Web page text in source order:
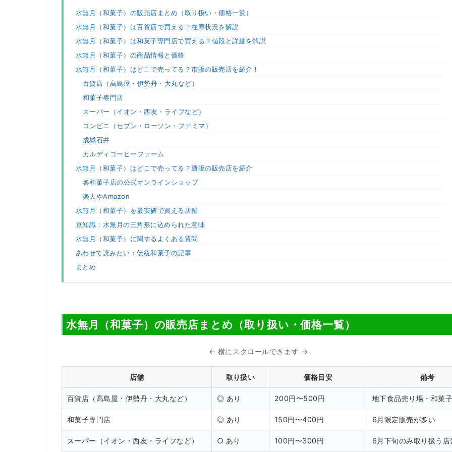
水無月（和菓子）の販売店まとめ（取り扱い・価格一覧）
水無月（和菓子）は百貨店で買える？在庫状況を解説
水無月（和菓子）は和菓子専門店で買える？値段と詳細を解説
水無月（和菓子）の商品情報と価格
水無月（和菓子）はどこで売ってる？市販の販売店を紹介！
百貨店（高島屋・伊勢丹・大丸など）
和菓子専門店
スーパー（イオン・西友・ライフなど）
コンビニ（セブン・ローソン・ファミマ）
成城石井
カルディコーヒーファーム
水無月（和菓子）はどこで売ってる？通販の販売店を紹介
各和菓子店の公式オンラインショップ
楽天やAmazon
水無月（和菓子）を最安値で買える店舗
豆知識：水無月の三角形に込められた意味
水無月（和菓子）に関するよくある質問
あわせて読みたい：伝統和菓子の記事
まとめ
水無月（和菓子）の販売店まとめ（取り扱い・価格一覧）
← 横にスクロールできます →
店舗 取り扱い 価格目安 備考
百貨店（高島屋・伊勢丹・大丸など） ◎ あり 200円〜500円 地下食品売り場・和菓
和菓子専門店 ◎ あり 150円〜400円 6月限定販売が多い
スーパー（イオン・西友・ライフなど） ○ あり 100円〜300円 6月下旬のみ取り扱う店